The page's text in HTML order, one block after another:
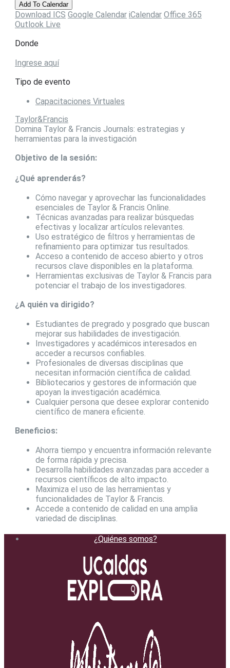
Add To Calendar
Download ICS Google Calendar iCalendar Office 365
Outlook Live
Donde
Ingrese aquí
Tipo de evento
Capacitaciones Virtuales
Taylor&Francis
Domina Taylor & Francis Journals: estrategias y
herramientas para la investigación
Objetivo de la sesión:
¿Qué aprenderás?
Cómo navegar y aprovechar las funcionalidades
esenciales de Taylor & Francis Online.
Técnicas avanzadas para realizar búsquedas
efectivas y localizar artículos relevantes.
Uso estratégico de filtros y herramientas de
refinamiento para optimizar tus resultados.
Acceso a contenido de acceso abierto y otros
recursos clave disponibles en la plataforma.
Herramientas exclusivas de Taylor & Francis para
potenciar el trabajo de los investigadores.
¿A quién va dirigido?
Estudiantes de pregrado y posgrado que buscan
mejorar sus habilidades de investigación.
Investigadores y académicos interesados en
acceder a recursos confiables.
Profesionales de diversas disciplinas que
necesitan información científica de calidad.
Bibliotecarios y gestores de información que
apoyan la investigación académica.
Cualquier persona que desee explorar contenido
científico de manera eficiente.
Beneficios:
Ahorra tiempo y encuentra información relevante
de forma rápida y precisa.
Desarrolla habilidades avanzadas para acceder a
recursos científicos de alto impacto.
Maximiza el uso de las herramientas y
funcionalidades de Taylor & Francis.
Accede a contenido de calidad en una amplia
variedad de disciplinas.
¿Quiénes somos?